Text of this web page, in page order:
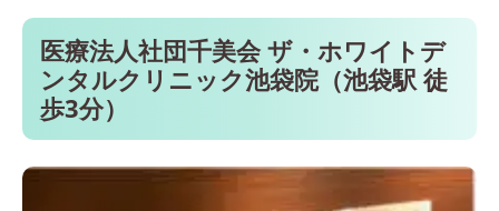
医療法人社団千美会 ザ・ホワイトデ
ンタルクリニック池袋院（池袋駅 徒
歩3分）